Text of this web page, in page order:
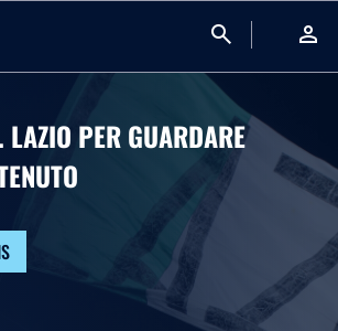
search person
LAZIO PER GUARDARE